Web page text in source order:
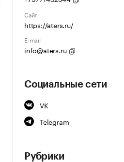
Сайт
https://aters.ru/
E-mail
info@aters.ru
Социальные сети
VK
Telegram
Рубрики